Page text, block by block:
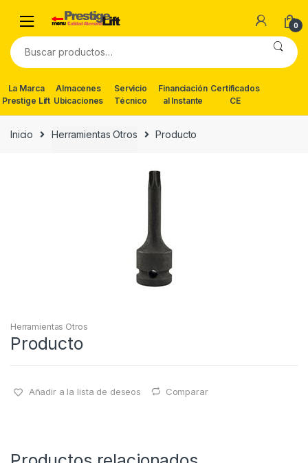
navigation
content
0
Buscar
por:
La Marca
Prestige Lift
Almacenes
Ubicaciones
Servicio
Técnico
Financiación
al Instante
Certificados
CE
Inicio Herramientas Otros Producto
Herramientas Otros
Producto
Añadir a la lista de deseos Comparar